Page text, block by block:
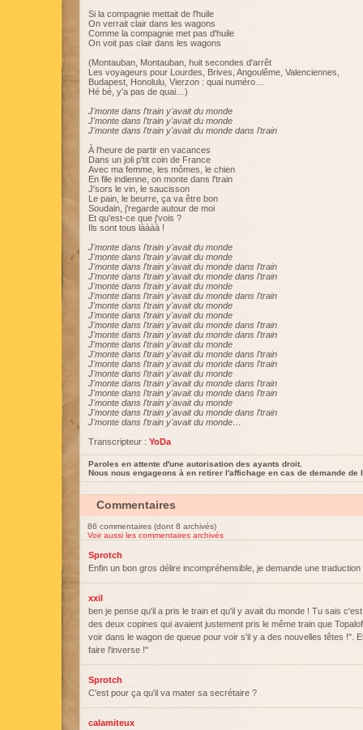
Si la compagnie mettait de l'huile
On verrait clair dans les wagons
Comme la compagnie met pas d'huile
On voit pas clair dans les wagons
(Montauban, Montauban, huit secondes d'arrêt
Les voyageurs pour Lourdes, Brives, Angoulême, Valenciennes,
Budapest, Honolulu, Vierzon : quai numéro…
Hé bé, y'a pas de quai…)
J'monte dans l'train y'avait du monde
J'monte dans l'train y'avait du monde
J'monte dans l'train y'avait du monde dans l'train
À l'heure de partir en vacances
Dans un joli p'tit coin de France
Avec ma femme, les mômes, le chien
En file indienne, on monte dans l'train
J'sors le vin, le saucisson
Le pain, le beurre, ça va être bon
Soudain, j'regarde autour de moi
Et qu'est-ce que j'vois ?
Ils sont tous làààà !
J'monte dans l'train y'avait du monde
J'monte dans l'train y'avait du monde
J'monte dans l'train y'avait du monde dans l'train
J'monte dans l'train y'avait du monde dans l'train
J'monte dans l'train y'avait du monde
J'monte dans l'train y'avait du monde dans l'train
J'monte dans l'train y'avait du monde
J'monte dans l'train y'avait du monde
J'monte dans l'train y'avait du monde dans l'train
J'monte dans l'train y'avait du monde dans l'train
J'monte dans l'train y'avait du monde
J'monte dans l'train y'avait du monde dans l'train
J'monte dans l'train y'avait du monde dans l'train
J'monte dans l'train y'avait du monde
J'monte dans l'train y'avait du monde dans l'train
J'monte dans l'train y'avait du monde dans l'train
J'monte dans l'train y'avait du monde
J'monte dans l'train y'avait du monde dans l'train
J'monte dans l'train y'avait du monde…
Transcripteur : YoDa
Paroles en attente d'une autorisation des ayants droit.
Nous nous engageons à en retirer l'affichage en cas de demande de
Commentaires
86 commentaires (dont 8 archivés)
Voir aussi les commentaires archivés
Sprotch
Enfin un bon gros délire incompréhensible, je demande une
xxil
ben je pense qu'il a pris le train et qu'il y avait du monde ! Tu sais
des deux copines qui avaient justement pris le même train que
voir dans le wagon de queue pour voir s'il y a des nouvelles têtes !".
faire l'inverse !"
Sprotch
C'est pour ça qu'il va mater sa secrétaire ?
calamiteux